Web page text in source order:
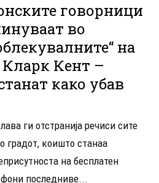
говорници
во
на
Кларк Кент –
како убав
ги отстранија речиси сите
градот, коишто станаа
на бесплатен
последниве...